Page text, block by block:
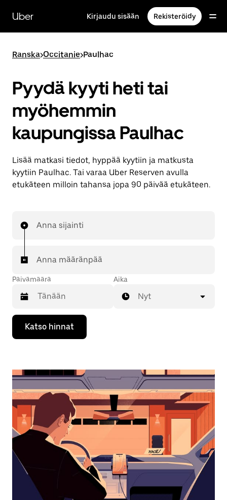
siirry
pääsisältöön
Uber Kirjaudu sisään Rekisteröidy
Ranska>Occitanie>Paulhac
Pyydä kyyti heti tai
myöhemmin
kaupungissa Paulhac
Lisää matkasi tiedot, hyppää kyytiin ja matkusta
kyytiin Paulhac. Tai varaa Uber Reserven avulla
etukäteen milloin tahansa jopa 90 päivää etukäteen.
Anna sijainti
Anna määränpää
Päivämäärä
Valitse
päivämäärä
kalenterissa
Sulje
Esc-
painikkeella.
Aika
Nyt
Katso hinnat